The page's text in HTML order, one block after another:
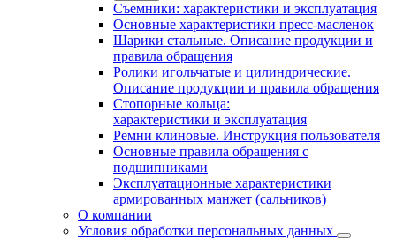
Съемники: характеристики и эксплуатация
Основные характеристики пресс‑масленок
Шарики стальные. Описание продукции и
правила обращения
Ролики игольчатые и цилиндрические.
Описание продукции и правила обращения
Стопорные кольца:
характеристики и эксплуатация
Ремни клиновые. Инструкция пользователя
Основные правила обращения с
подшипниками
Эксплуатационные характеристики
армированных манжет (сальников)
О компании
Условия обработки персональных данных